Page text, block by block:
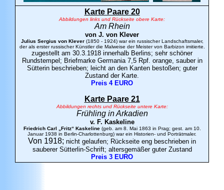
Karte Paare 20
Abbildungen links und Rückseite obere Karte:
Am Rhein
von J. von Klever
Julius Sergius von Klever(1850 - 1924) war ein russischer Landschaftsmaler,
der als erster russischer Künstler die Malweise der Meister von Barbizon imitierte.
zugestellt am 30.3.1918 innerhalb Berlins; sehr schöner
Rundstempel; Briefmarke Germania 7,5 Rpf. orange, sauber in
Sütterin beschrieben; leicht an den Kanten bestoßen; guter
Zustand der Karte.
Preis 4 EURO
Karte Paare 21
Abbildungen rechts und Rückseite untere Karte:
Frühling in Arkadien
v. F. Kaskeline
Friedrich Carl „Fritz“ Kaskeline(geb. am 8. Mai 1863 in Prag; gest. am 10.
Januar 1938 in Berlin-Charlottenburg) war ein Historien- und Porträtmaler.
Von 1918; nicht gelaufen; Rückseite eng beschrieben in
sauberer Sütterlin-Schrift; altersgemäßer guter Zustand
Preis 3 EURO